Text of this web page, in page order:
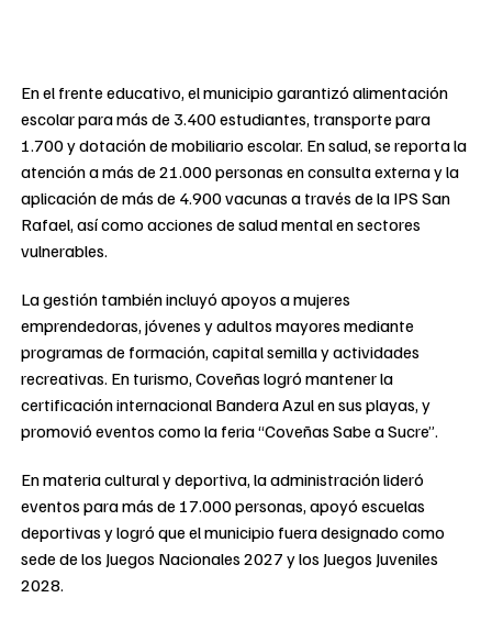
En el frente educativo, el municipio garantizó alimentación
escolar para más de 3.400 estudiantes, transporte para
1.700 y dotación de mobiliario escolar. En salud, se reporta la
atención a más de 21.000 personas en consulta externa y la
aplicación de más de 4.900 vacunas a través de la IPS San
Rafael, así como acciones de salud mental en sectores
vulnerables.
La gestión también incluyó apoyos a mujeres
emprendedoras, jóvenes y adultos mayores mediante
programas de formación, capital semilla y actividades
recreativas. En turismo, Coveñas logró mantener la
certificación internacional Bandera Azul en sus playas, y
promovió eventos como la feria “Coveñas Sabe a Sucre”.
En materia cultural y deportiva, la administración lideró
eventos para más de 17.000 personas, apoyó escuelas
deportivas y logró que el municipio fuera designado como
sede de los Juegos Nacionales 2027 y los Juegos Juveniles
2028.